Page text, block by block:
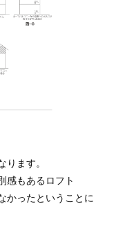
ます。
感もあるロフト
かったということに